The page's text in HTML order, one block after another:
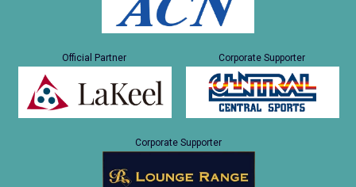
Official Partner Corporate Supporter
Corporate Supporter